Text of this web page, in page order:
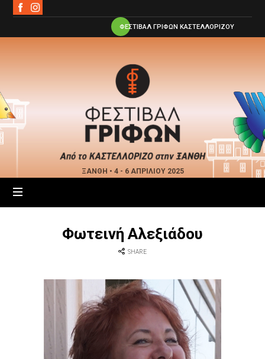
ΦΕΣΤΙΒΑΛ ΓΡΙΦΩΝ ΚΑΣΤΕΛΛΟΡΙΖΟΥ
ΞΑΝΘΗ • 4 - 6 ΑΠΡΙΛΙΟΥ 2025
Φωτεινή Αλεξιάδου
SHARE